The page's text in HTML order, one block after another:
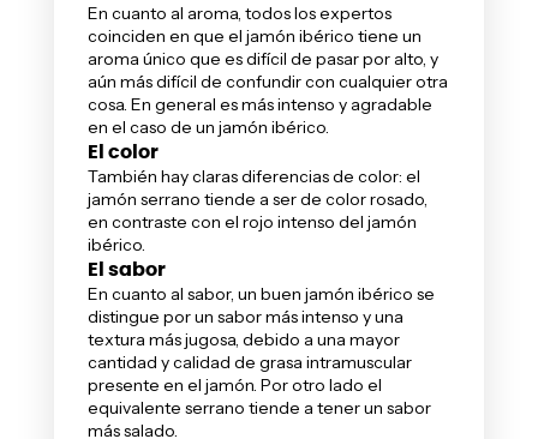
En cuanto al aroma, todos los expertos
coinciden en que el jamón ibérico tiene un
aroma único que es difícil de pasar por alto, y
aún más difícil de confundir con cualquier otra
cosa. En general es más intenso y agradable
en el caso de un jamón ibérico.
El color
También hay claras diferencias de color: el
jamón serrano tiende a ser de color rosado,
en contraste con el rojo intenso del jamón
ibérico.
El sabor
En cuanto al sabor, un buen jamón ibérico se
distingue por un sabor más intenso y una
textura más jugosa, debido a una mayor
cantidad y calidad de grasa intramuscular
presente en el jamón. Por otro lado el
equivalente serrano tiende a tener un sabor
más salado.